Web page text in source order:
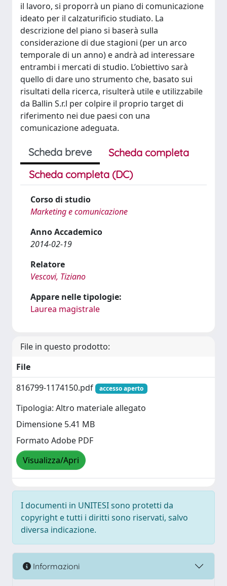
il lavoro, si proporrà un piano di comunicazione
ideato per il calzaturificio studiato. La
descrizione del piano si baserà sulla
considerazione di due stagioni (per un arco
temporale di un anno) e andrà ad interessare
entrambi i mercati di studio. L’obiettivo sarà
quello di dare uno strumento che, basato sui
risultati della ricerca, risulterà utile e utilizzabile
da Ballin S.r.l per colpire il proprio target di
riferimento nei due paesi con una
comunicazione adeguata.
Scheda breve
Scheda completa
Scheda completa (DC)
Corso di studio
Marketing e comunicazione
Anno Accademico
2014-02-19
Relatore
Vescovi, Tiziano
Appare nelle tipologie:
Laurea magistrale
File in questo prodotto:
File
816799-1174150.pdf
accesso aperto
Tipologia: Altro materiale allegato
Dimensione 5.41 MB
Formato Adobe PDF
Visualizza/Apri
I documenti in UNITESI sono protetti da
copyright e tutti i diritti sono riservati, salvo
diversa indicazione.
Informazioni